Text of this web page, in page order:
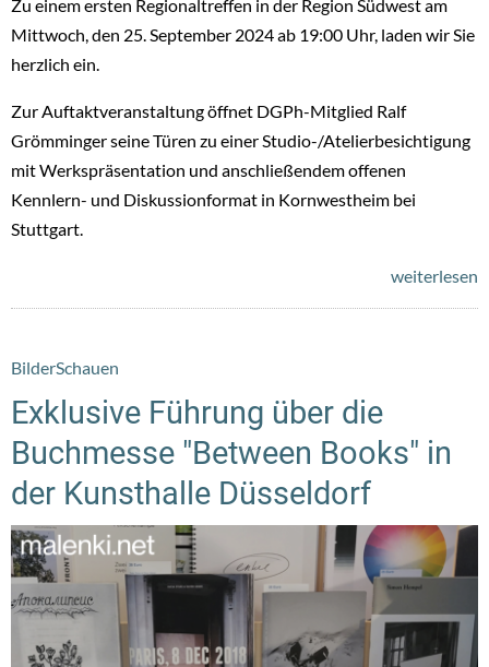
Zu einem ersten Regionaltreffen in der Region Südwest am
Mittwoch, den 25. September 2024 ab 19:00 Uhr, laden wir Sie
herzlich ein.
Zur Auftaktveranstaltung öffnet DGPh-Mitglied Ralf
Grömminger seine Türen zu einer Studio-/Atelierbesichtigung
mit Werkspräsentation und anschließendem offenen
Kennlern- und Diskussionformat in Kornwestheim bei
Stuttgart.
weiterlesen
BilderSchauen
Exklusive Führung über die
Buchmesse "Between Books" in
der Kunsthalle Düsseldorf